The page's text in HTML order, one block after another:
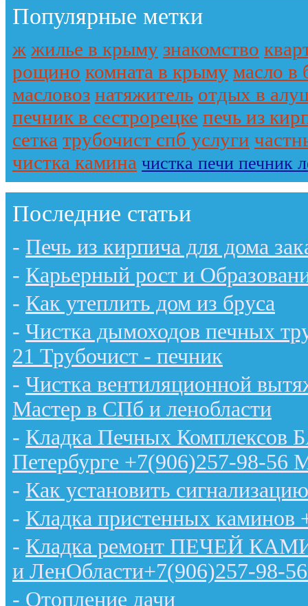
Популярные метки
ж жилье в крыму знакомство
рощино комната в крыму масло в
масловоз натяжитель отдых в
печник в сестрорецке печь из
сетка трубочист спб услуги
чистка камина чистка печи печник
Последние статьи
- Печь из кирпича для дома
- Карьерный рост и
- Как утеплить дом из бруса
- Чистка дымоходов печных
21 Трубочист - печник
- Чистка вентиляционной
Мастер в СПб и ленобласти
- Кладка Печных Комплексов
Петербурге +7(906)257-98-56
- Как установить
- Кладка пристенных каминов
- Кладка ремонт ПЕЧЕЙ
и ЛенОбласти+7(906)257-98-
- Отопление дачи